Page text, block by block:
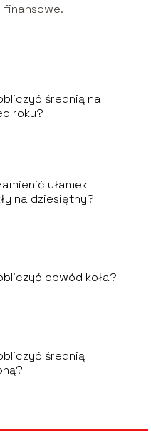
finansowe.
średnią na
roku?
ułamek
na dziesiętny?
obwód koła?
średnią